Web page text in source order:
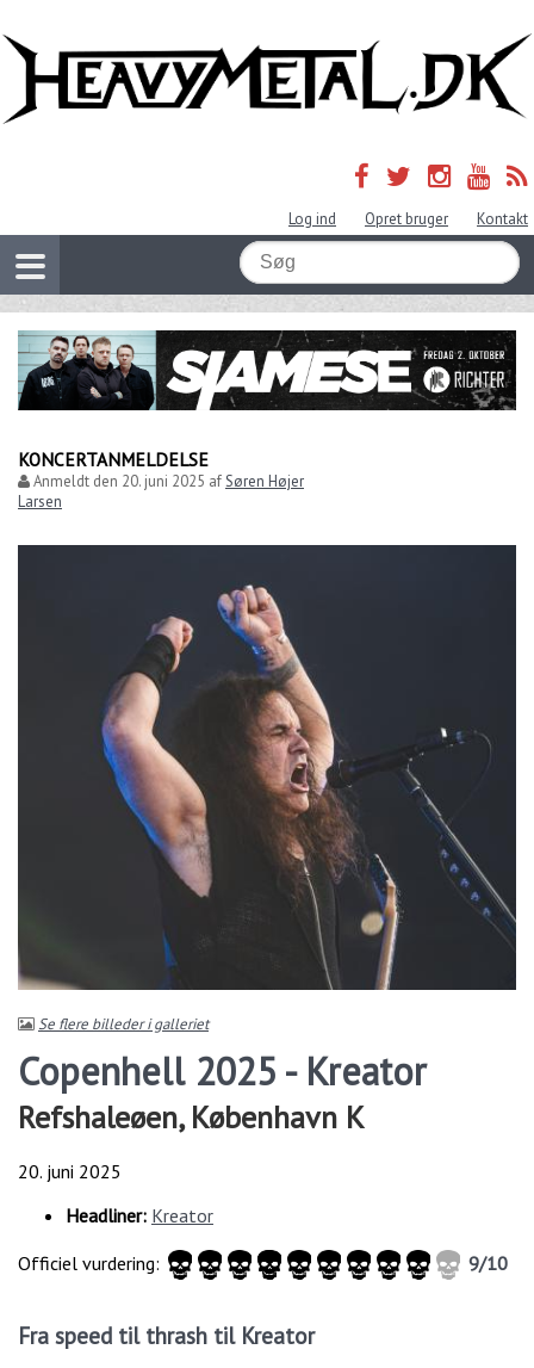
Log ind Opret bruger Kontakt
KONCERTANMELDELSE
Anmeldt den 20. juni 2025 afSøren Højer
Larsen
Se flere billeder i galleriet
Copenhell 2025 - Kreator
Refshaleøen, København K
20. juni 2025
Headliner: Kreator
Officiel vurdering:
9/10
Fra speed til thrash til Kreator